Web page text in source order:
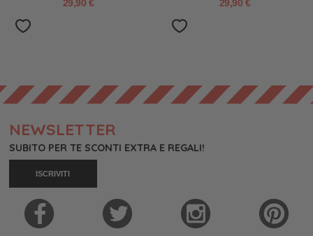
29,90 € 29,90 €
NEWSLETTER
SUBITO PER TE SCONTI EXTRA E REGALI!
ISCRIVITI